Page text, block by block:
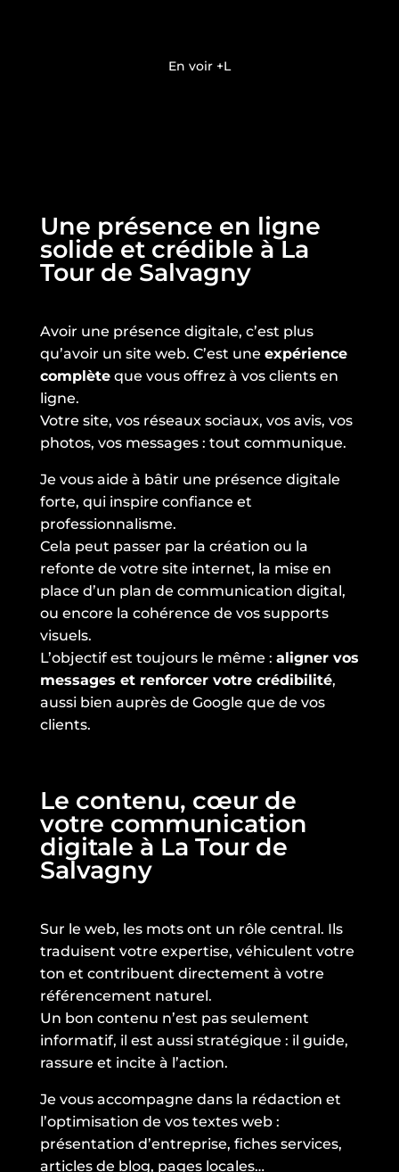
En voir +
Une présence en ligne
solide et crédible à La
Tour de Salvagny
Avoir une présence digitale, c’est plus
qu’avoir un site web. C’est une expérience
complèteque vous offrez à vos clients en
ligne.
Votre site, vos réseaux sociaux, vos avis, vos
photos, vos messages : tout communique.
Je vous aide à bâtir une présence digitale
forte, qui inspire confiance et
professionnalisme.
Cela peut passer par la création ou la
refonte de votre site internet, la mise en
place d’un plan de communication digital,
ou encore la cohérence de vos supports
visuels.
L’objectif est toujours le même : aligner vos
messages et renforcer votre crédibilité,
aussi bien auprès de Google que de vos
clients.
Le contenu, cœur de
votre communication
digitale à La Tour de
Salvagny
Sur le web, les mots ont un rôle central. Ils
traduisent votre expertise, véhiculent votre
ton et contribuent directement à votre
référencement naturel.
Un bon contenu n’est pas seulement
informatif, il est aussi stratégique : il guide,
rassure et incite à l’action.
Je vous accompagne dans la rédaction et
l’optimisation de vos textes web :
présentation d’entreprise, fiches services,
articles de blog, pages locales…